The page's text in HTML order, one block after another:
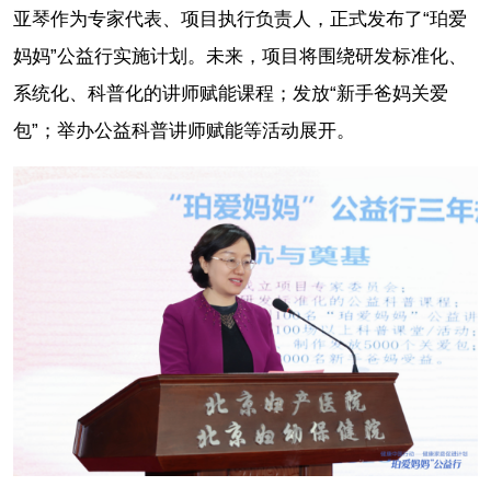
亚琴作为专家代表、项目执行负责人，正式发布了“珀爱
妈妈”公益行实施计划。未来，项目将围绕研发标准化、
系统化、科普化的讲师赋能课程；发放“新手爸妈关爱
包”；举办公益科普讲师赋能等活动展开。